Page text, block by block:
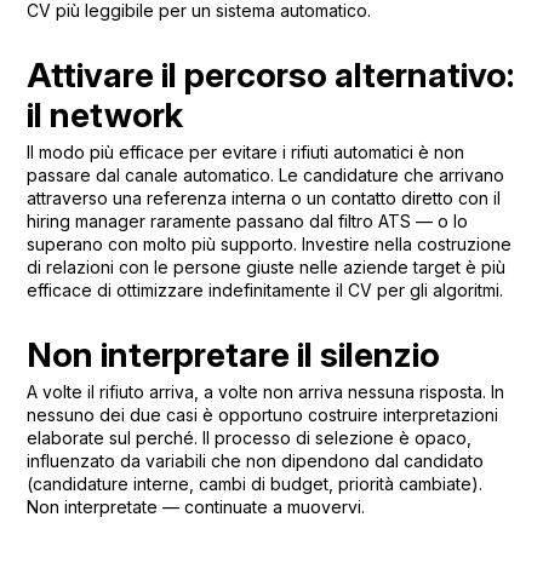
CV più leggibile per un sistema automatico.
Attivare il percorso alternativo:
il network
Il modo più efficace per evitare i rifiuti automatici è non
passare dal canale automatico. Le candidature che arrivano
attraverso una referenza interna o un contatto diretto con il
hiring manager raramente passano dal filtro ATS — o lo
superano con molto più supporto. Investire nella costruzione
di relazioni con le persone giuste nelle aziende target è più
efficace di ottimizzare indefinitamente il CV per gli algoritmi.
Non interpretare il silenzio
A volte il rifiuto arriva, a volte non arriva nessuna risposta. In
nessuno dei due casi è opportuno costruire interpretazioni
elaborate sul perché. Il processo di selezione è opaco,
influenzato da variabili che non dipendono dal candidato
(candidature interne, cambi di budget, priorità cambiate).
Non interpretate — continuate a muovervi.